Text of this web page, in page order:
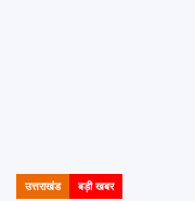
POSTED
उत्तराखंड बड़ी खबर